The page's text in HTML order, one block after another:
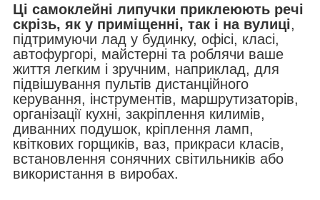
Ці самоклейні липучки приклеюють речі
скрізь, як у приміщенні, так і на вулиці,
підтримуючи лад у будинку, офісі, класі,
автофургорі, майстерні та роблячи ваше
життя легким і зручним, наприклад, для
підвішування пультів дистанційного
керування, інструментів, маршрутизаторів,
організації кухні, закріплення килимів,
диванних подушок, кріплення ламп,
квіткових горщиків, ваз, прикраси класів,
встановлення сонячних світильників або
використання в виробах.